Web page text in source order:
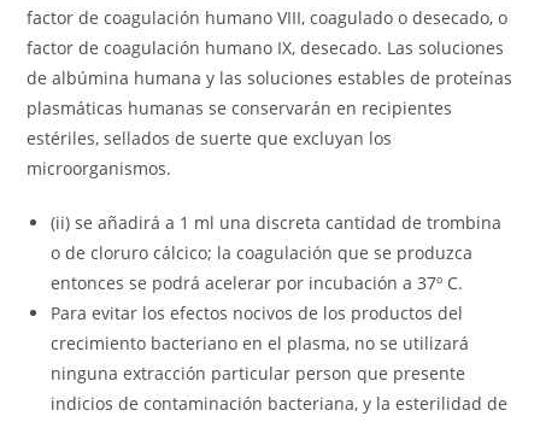
factor de coagulación humano VIII, coagulado o desecado, o
factor de coagulación humano IX, desecado. Las soluciones
de albúmina humana y las soluciones estables de proteínas
plasmáticas humanas se conservarán en recipientes
estériles, sellados de suerte que excluyan los
microorganismos.
(ii) se añadirá a 1 ml una discreta cantidad de trombina
o de cloruro cálcico; la coagulación que se produzca
entonces se podrá acelerar por incubación a 37º C.
Para evitar los efectos nocivos de los productos del
crecimiento bacteriano en el plasma, no se utilizará
ninguna extracción particular person que presente
indicios de contaminación bacteriana, y la esterilidad de